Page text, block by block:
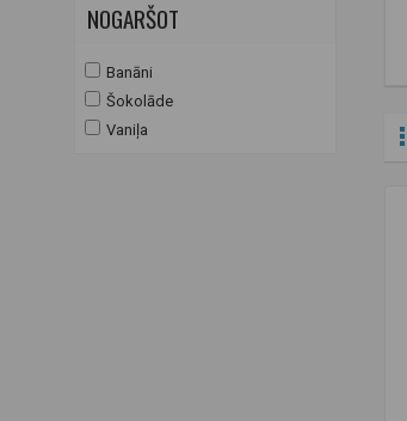
NOGARŠOT
Banāni
Šokolāde
Vaniļa